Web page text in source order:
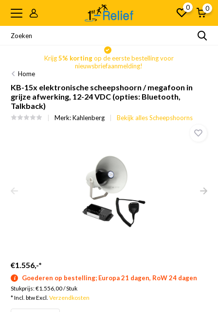
0 0
Krijg5% kortingop de eerste bestelling voor
nieuwsbriefaanmelding!
Home
KB-15x elektronische scheepshoorn / megafoon in
grijze afwerking, 12-24 VDC (opties: Bluetooth,
Talkback)
Merk:Kahlenberg Bekijk alles Scheepshoorns
€1.556,-*
Goederen op bestelling; Europa 21 dagen, RoW 24 dagen
Stukprijs:€1.556,00/Stuk
* Incl. btw Excl.Verzendkosten